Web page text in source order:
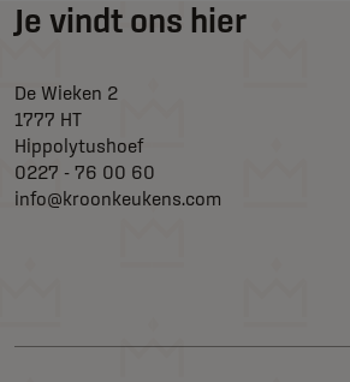
Je vindt ons hier
De Wieken 2
1777 HT
Hippolytushoef
0227 - 76 00 60
info@kroonkeukens.com